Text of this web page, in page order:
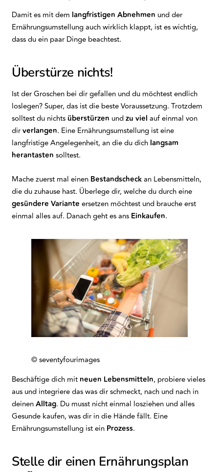
Damit es mit dem langfristigen Abnehmen und der
Ernährungsumstellung auch wirklich klappt, ist es wichtig,
dass du ein paar Dinge beachtest.
Überstürze nichts!
Ist der Groschen bei dir gefallen und du möchtest endlich
loslegen? Super, das ist die beste Voraussetzung. Trotzdem
solltest du nichts überstürzen undzu viel auf einmal von
dirverlangen. Eine Ernährungsumstellung ist eine
langfristige Angelegenheit, an die du dich langsam
herantasten solltest.
Mache zuerst mal einen Bestandscheckan Lebensmitteln,
die du zuhause hast. Überlege dir, welche du durch eine
gesündere Variante ersetzen möchtest und brauche erst
einmal alles auf. Danach geht es ans Einkaufen.
© seventyfourimages
Beschäftige dich mit neuen Lebensmitteln, probiere vieles
aus und integriere das was dir schmeckt, nach und nach in
deinenAlltag. Du musst nicht einmal losziehen und alles
Gesunde kaufen, was dir in die Hände fällt. Eine
Ernährungsumstellung ist ein Prozess.
Stelle dir einen Ernährungsplan